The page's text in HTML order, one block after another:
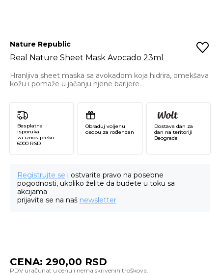
Nature Republic
Real Nature Sheet Mask Avocado 23ml
Hranljiva sheet maska sa avokadom koja hidrira, omekšava
kožu i pomaže u jačanju njene barijere.
Besplatna
isporuka
za iznos preko
6000 RSD
Obraduj voljenu
osobu za rođendan
Dostava dan za
dan na teritoriji
Beograda
Registrujte se i ostvarite pravo na posebne
pogodnosti, ukoliko želite da budete u toku sa
akcijama
prijavite se na naš newsletter
CENA: 290,00 RSD